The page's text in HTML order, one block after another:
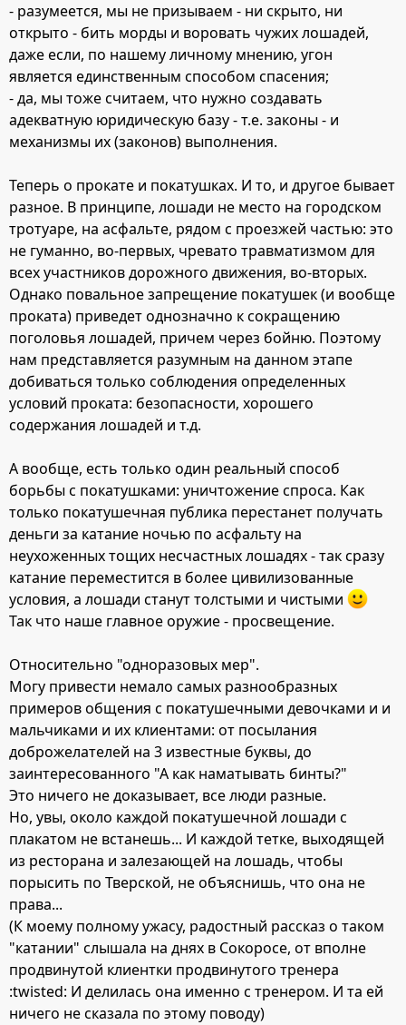
- разумеется, мы не призываем - ни скрыто, ни
открыто - бить морды и воровать чужих лошадей,
даже если, по нашему личному мнению, угон
является единственным способом спасения;
- да, мы тоже считаем, что нужно создавать
адекватную юридическую базу - т.е. законы - и
механизмы их (законов) выполнения.
Теперь о прокате и покатушках. И то, и другое бывает
разное. В принципе, лошади не место на городском
тротуаре, на асфальте, рядом с проезжей частью: это
не гуманно, во-первых, чревато травматизмом для
всех участников дорожного движения, во-вторых.
Однако повальное запрещение покатушек (и вообще
проката) приведет однозначно к сокращению
поголовья лошадей, причем через бойню. Поэтому
нам представляется разумным на данном этапе
добиваться только соблюдения определенных
условий проката: безопасности, хорошего
содержания лошадей и т.д.
А вообще, есть только один реальный способ
борьбы с покатушками: уничтожение спроса. Как
только покатушечная публика перестанет получать
деньги за катание ночью по асфальту на
неухоженных тощих несчастных лошадях - так сразу
катание переместится в более цивилизованные
условия, а лошади станут толстыми и чистыми
Так что наше главное оружие - просвещение.
Относительно "одноразовых мер".
Могу привести немало самых разнообразных
примеров общения с покатушечными девочками и и
мальчиками и их клиентами: от посылания
доброжелателей на 3 известные буквы, до
заинтересованного "А как наматывать бинты?"
Это ничего не доказывает, все люди разные.
Но, увы, около каждой покатушечной лошади с
плакатом не встанешь... И каждой тетке, выходящей
из ресторана и залезающей на лошадь, чтобы
порысить по Тверской, не объяснишь, что она не
права...
(К моему полному ужасу, радостный рассказ о таком
"катании" слышала на днях в Сокоросе, от вполне
продвинутой клиентки продвинутого тренера
:twisted: И делилась она именно с тренером. И та ей
ничего не сказала по этому поводу)